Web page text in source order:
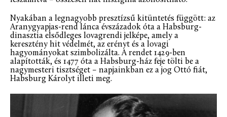
Nyakában a legnagyobb presztízsű kitüntetés függött: az
Aranygyapjas-rend lánca évszázadok óta a Habsburg-
dinasztia elsődleges lovagrendi jelképe, amely a
keresztény hit védelmét, az erényt és a lovagi
hagyományokat szimbolizálta. A rendet 1429-ben
alapították, és 1477 óta a Habsburg-ház feje tölti be a
nagymesteri tisztséget – napjainkban ez a jog Ottó fiát,
Habsburg Károlyt illeti meg.